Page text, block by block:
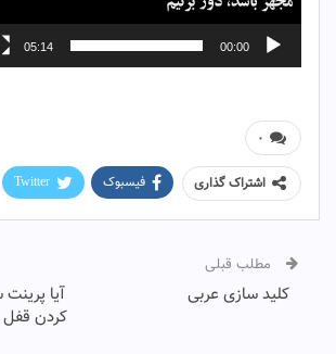
00:00
05:14
۰
اشتراک گذاری فیسبوک Twitter
مطلب قبلی
کلید سازی عربی
آیا
کردن قفل